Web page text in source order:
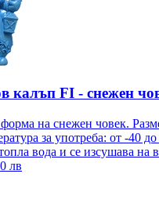
калъп FI - снежен
на снежен човек.
за употреба: от -40 до
вода и се изсушава на
лв